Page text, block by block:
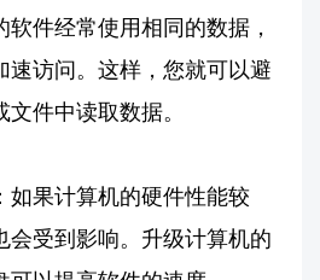
件经常使用相同的数据，
速访问。这样，您就可以避
件中读取数据。
如果计算机的硬件性能较
会受到影响。升级计算机的